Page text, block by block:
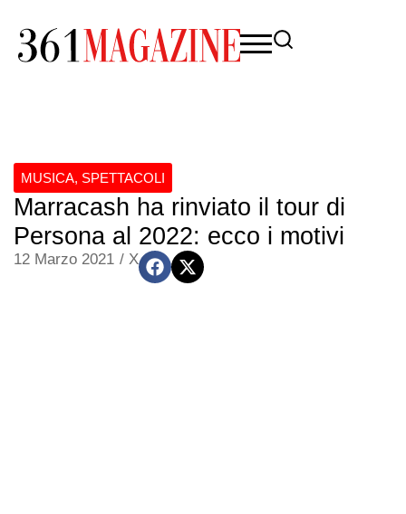
MUSICA, SPETTACOLI
Marracash ha rinviato il tour di
Persona al 2022: ecco i motivi
12 Marzo 2021 / X